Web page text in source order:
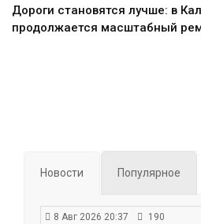
Дороги становятся лучше: в
продолжается масштабный
Новости Популярное
8 Авг 2026 20:37 190